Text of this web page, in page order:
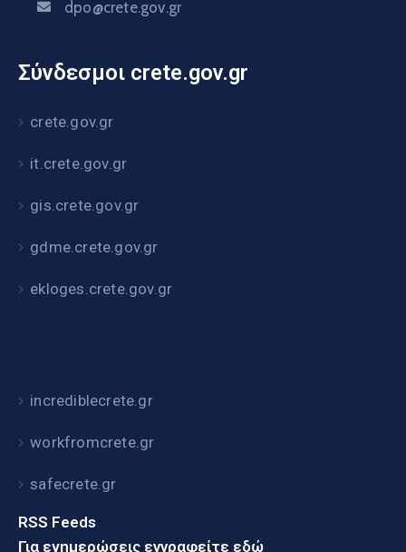
dpo@crete.gov.gr
Σύνδεσμοι crete.gov.gr
crete.gov.gr
it.crete.gov.gr
gis.crete.gov.gr
gdme.crete.gov.gr
ekloges.crete.gov.gr
incrediblecrete.gr
workfromcrete.gr
safecrete.gr
RSS Feeds
Για ενημερώσεις εγγραφείτε εδώ